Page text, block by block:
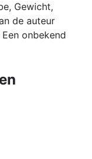
Gewicht,
de auteur
onbekend